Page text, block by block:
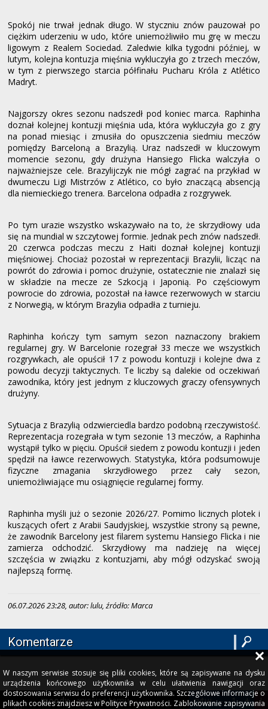
Spokój nie trwał jednak długo. W styczniu znów pauzował po
ciężkim uderzeniu w udo, które uniemożliwiło mu grę w meczu
ligowym z Realem Sociedad. Zaledwie kilka tygodni później, w
lutym, kolejna kontuzja mięśnia wykluczyła go z trzech meczów,
w tym z pierwszego starcia półfinału Pucharu Króla z Atlético
Madryt.
Najgorszy okres sezonu nadszedł pod koniec marca. Raphinha
doznał kolejnej kontuzji mięśnia uda, która wykluczyła go z gry
na ponad miesiąc i zmusiła do opuszczenia siedmiu meczów
pomiędzy Barceloną a Brazylią. Uraz nadszedł w kluczowym
momencie sezonu, gdy drużyna Hansiego Flicka walczyła o
najważniejsze cele. Brazylijczyk nie mógł zagrać na przykład w
dwumeczu Ligi Mistrzów z Atlético, co było znaczącą absencją
dla niemieckiego trenera. Barcelona odpadła z rozgrywek.
Po tym urazie wszystko wskazywało na to, że skrzydłowy uda
się na mundial w szczytowej formie. Jednak pech znów nadszedł.
20 czerwca podczas meczu z Haiti doznał kolejnej kontuzji
mięśniowej. Chociaż pozostał w reprezentacji Brazylii, licząc na
powrót do zdrowia i pomoc drużynie, ostatecznie nie znalazł się
w składzie na mecze ze Szkocją i Japonią. Po częściowym
powrocie do zdrowia, pozostał na ławce rezerwowych w starciu
z Norwegią, w którym Brazylia odpadła z turnieju.
Raphinha kończy tym samym sezon naznaczony brakiem
regularnej gry. W Barcelonie rozegrał 33 mecze we wszystkich
rozgrywkach, ale opuścił 17 z powodu kontuzji i kolejne dwa z
powodu decyzji taktycznych. Te liczby są dalekie od oczekiwań
zawodnika, który jest jednym z kluczowych graczy ofensywnych
drużyny.
Sytuacja z Brazylią odzwierciedla bardzo podobną rzeczywistość.
Reprezentacja rozegrała w tym sezonie 13 meczów, a Raphinha
wystąpił tylko w pięciu. Opuścił siedem z powodu kontuzji i jeden
spędził na ławce rezerwowych. Statystyka, która podsumowuje
fizyczne zmagania skrzydłowego przez cały sezon,
uniemożliwiające mu osiągnięcie regularnej formy.
Raphinha myśli już o sezonie 2026/27. Pomimo licznych plotek i
kuszących ofert z Arabii Saudyjskiej, wszystkie strony są pewne,
że zawodnik Barcelony jest filarem systemu Hansiego Flicka i nie
zamierza odchodzić. Skrzydłowy ma nadzieję na więcej
szczęścia w związku z kontuzjami, aby mógł odzyskać swoją
najlepszą formę.
06.07.2026 23:28, autor: lulu, źródło: Marca
Komentarze
moody miesiąc temu cytuj - 1 + !
W naszym serwisie stosuje się pliki cookies, które są zapisywane na dysku
urządzenia końcowego użytkownika w celu ułatwienia nawigacji oraz
dostosowania serwisu do preferencji użytkownika. Szczegółowe informacje o
plikach cookies znajdziesz w Polityce Prywatności. Zablokowanie zapisywania